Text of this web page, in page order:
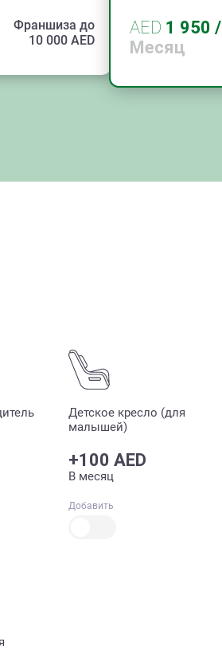
Франшиза до
10 000 AED
AED 1 950 /
Месяц
Детское кресло (для
малышей)
+100 AED
В месяц
Добавить